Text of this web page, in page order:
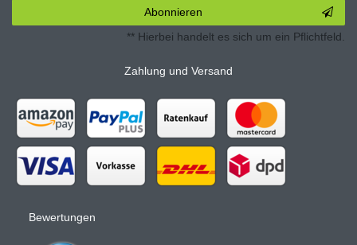
Abonnieren
** Hierbei handelt es sich um ein Pflichtfeld.
Zahlung und Versand
Bewertungen